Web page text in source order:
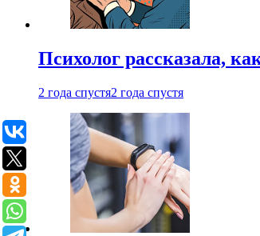
Психолог рассказала,
2 года спустя2 года спустя